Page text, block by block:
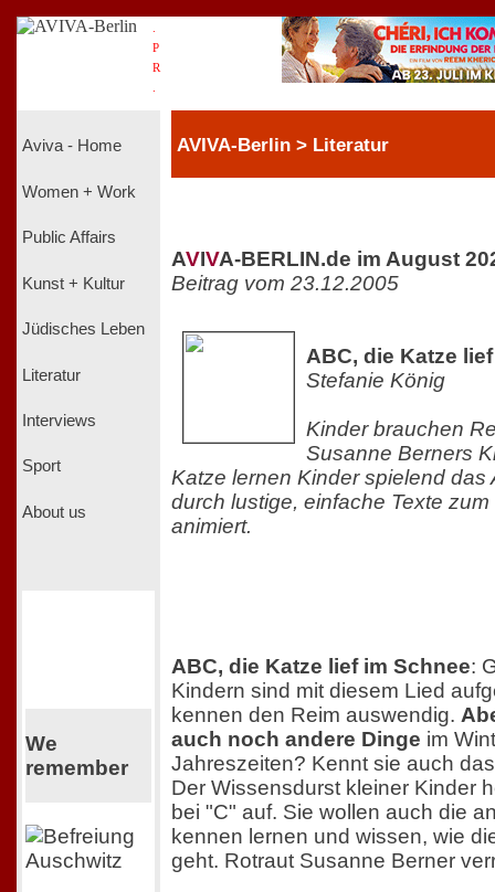
P
R
Aviva - Home
Women + Work
Public Affairs
Kunst + Kultur
Jüdisches Leben
Literatur
Interviews
Sport
About us
We
remember
AVIVA-Berlin > Literatur
AVIVA-BERLIN.de im August
Beitrag vom 23.12.2005
ABC, die Katze
Stefanie König
Kinder brauchen
Susanne Berners
Katze lernen Kinder spielend das
durch lustige, einfache Texte
animiert.
ABC, die Katze lief im Schnee:
Kindern sind mit diesem Lied
kennen den Reim auswendig.
auch noch andere Dinge im
Jahreszeiten? Kennt sie auch
Der Wissensdurst kleiner Kinder
bei "C" auf. Sie wollen auch die
kennen lernen und wissen, wie
geht. Rotraut Susanne Berner